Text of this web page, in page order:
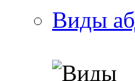
Виды